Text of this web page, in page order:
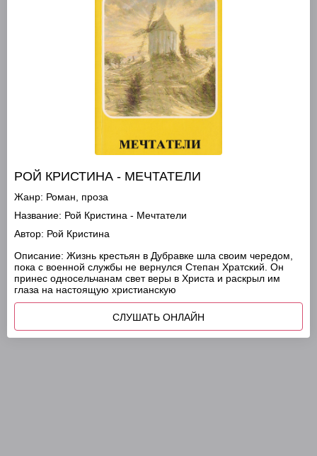
РОЙ КРИСТИНА - МЕЧТАТЕЛИ
Жанр: Роман, проза
Название: Рой Кристина - Мечтатели
Автор: Рой Кристина
Описание: Жизнь крестьян в Дубравке шла своим чередом,
пока с военной службы не вернулся Степан Хратский. Он
принес односельчанам свет веры в Христа и раскрыл им
глаза на настоящую христианскую
СЛУШАТЬ ОНЛАЙН